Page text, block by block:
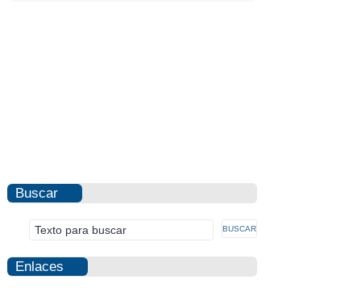
Buscar
Enlaces